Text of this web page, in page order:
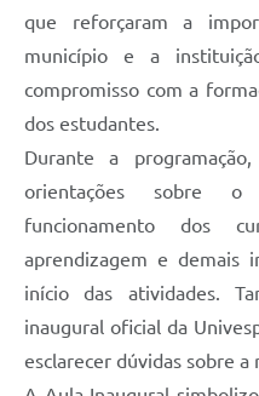
que reforçaram a
município e a
compromisso com a
dos estudantes.
Durante a
orientações sobre o
funcionamento dos
aprendizagem e demais
início das atividades.
inaugural oficial da
esclarecer dúvidas sobre a